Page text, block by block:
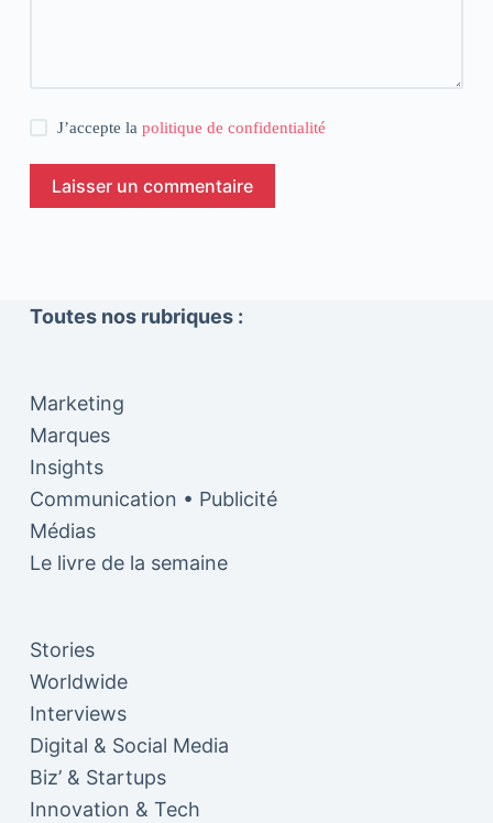
J’accepte lapolitique de confidentialité
Laisser un commentaire
Toutes nos rubriques :
Marketing
Marques
Insights
Communication • Publicité
Médias
Le livre de la semaine
Stories
Worldwide
Interviews
Digital & Social Media
Biz’ & Startups
Innovation & Tech